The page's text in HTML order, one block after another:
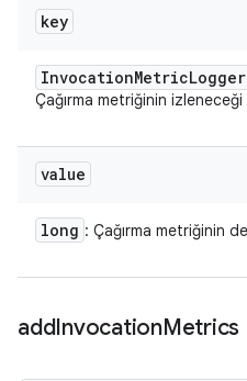
key
InvocationMetricLogger
Çağırma metriğinin
value
long : Çağırma metriğinin
addInvocationMetrics